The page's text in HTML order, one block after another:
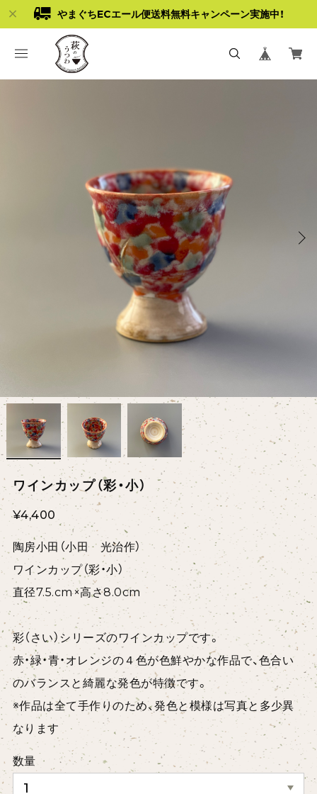
やまぐちECエール便送料無料キャンペーン実施中！
ワインカップ（彩・小）
¥4,400
陶房小田（小田 光治作）
ワインカップ（彩・小）
直径7.5.cm×高さ8.0cm
彩（さい）シリーズのワインカップです。
赤・緑・青・オレンジの４色が色鮮やかな作品で、色合い
のバランスと綺麗な発色が特徴です。
※作品は全て手作りのため、発色と模様は写真と多少異
なります
数量